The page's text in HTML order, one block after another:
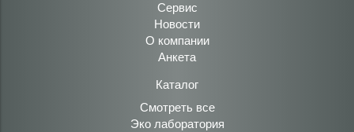
Сервис
Новости
О компании
Анкета
Каталог
Смотреть все
Эко лаборатория